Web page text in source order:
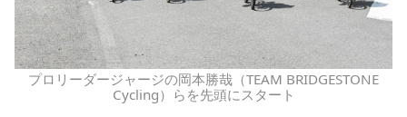
プロリーダージャージの岡本勝哉（TEAM BRIDGESTONE
Cycling）らを先頭にスタート